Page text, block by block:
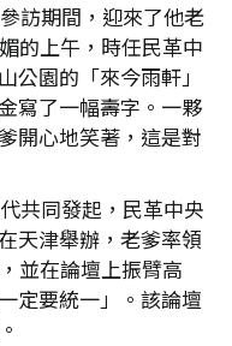
訪期間，迎來了他老
的上午，時任民革中
公園的「來今雨軒」
寫了一幅壽字。一夥
開心地笑著，這是對
共同發起，民革中央
天津舉辦，老爹率領
並在論壇上振臂高
定要統一」。該論壇